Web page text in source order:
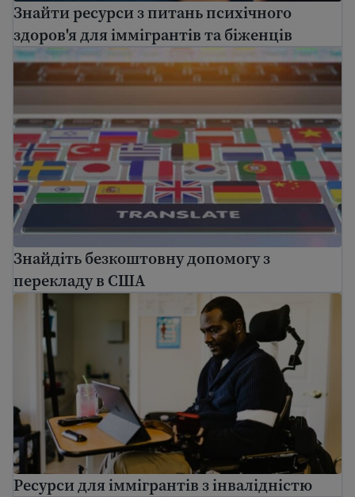
Знайти ресурси з питань психічного
здоров'я для іммігрантів та біженців
Знайдіть безкоштовну допомогу з перекладу в
Знайдіть безкоштовну допомогу з
перекладу в США
Ресурси для іммігрантів з інвалідністю
Ресурси для іммігрантів з інвалідністю